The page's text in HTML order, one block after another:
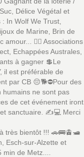
Délice Végétal et
In Wolf We Trust,
de Marine, Brin de
🙋‍♂️ Associations
Echappées Australes,
à gagner 💲Le
il est préférable de
par CB 😔🐕⛔Pour des
humains ne sont pas
de cet événement iront
et sanctuaire. ✍️💻 Merci
à très bientôt !!! 🚗🚌🚊🛥️
Esch-sur-Alzette et
de Metz....